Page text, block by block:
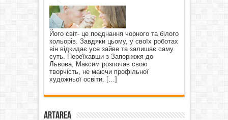
Його світ- це поєднання чорного та білого
кольорів. Завдяки цьому, у своїх роботах
він відкидає усе зайве та залишає саму
суть. Переїхавши з Запоріжжя до
Львова, Максим розпочав свою
творчість, не маючи профільної
художньої освіти. […]
ArtArea